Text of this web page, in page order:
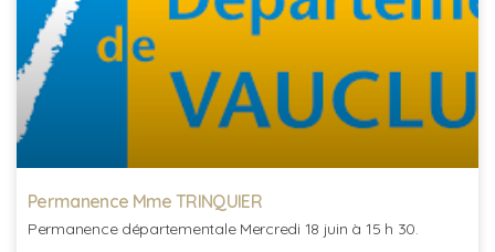
Permanence Mme TRINQUIER
Permanence départementale Mercredi 18 juin à 15 h 30.